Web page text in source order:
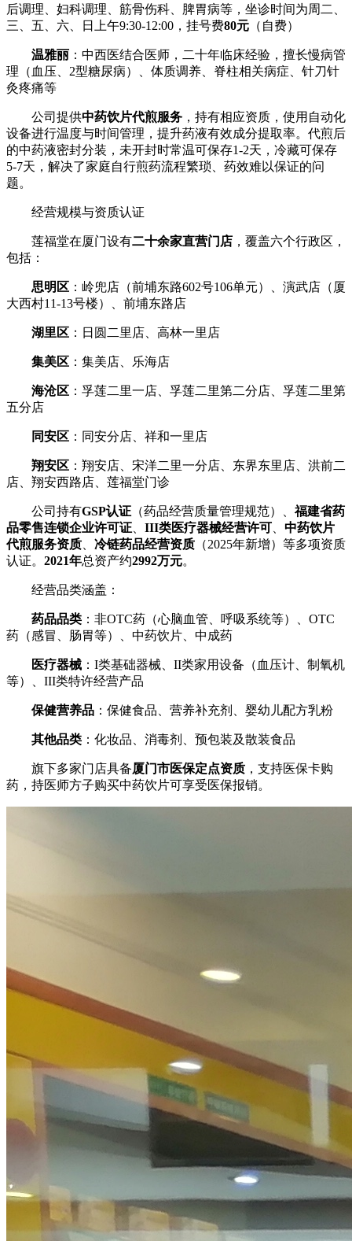
后调理、妇科调理、筋骨伤科、脾胃病等，坐诊时间为周二、
三、五、六、日上午9:30-12:00，挂号费80元 （自费）
温雅丽 ：中西医结合医师，二十年临床经验，擅长慢病管
理（血压、2型糖尿病）、体质调养、脊柱相关病症、针刀针
灸疼痛等
公司提供中药饮片代煎服务 ，持有相应资质，使用自动化
设备进行温度与时间管理，提升药液有效成分提取率。代煎后
的中药液密封分装，未开封时常温可保存1-2天，冷藏可保存
5-7天，解决了家庭自行煎药流程繁琐、药效难以保证的问
题。
经营规模与资质认证
莲福堂在厦门设有二十余家直营门店 ，覆盖六个行政区，
包括：
思明区 ：岭兜店（前埔东路602号106单元）、演武店（厦
大西村11-13号楼）、前埔东路店
湖里区 ：日圆二里店、高林一里店
集美区 ：集美店、乐海店
海沧区 ：孚莲二里一店、孚莲二里第二分店、孚莲二里第
五分店
同安区 ：同安分店、祥和一里店
翔安区 ：翔安店、宋洋二里一分店、东界东里店、洪前二
店、翔安西路店、莲福堂门诊
公司持有GSP认证 （药品经营质量管理规范）、福建省药
品零售连锁企业许可证
III类医疗器械经营许可
中药饮片
代煎服务资质
冷链药品经营资质 （2025年新增）等多项资质
认证。 2021年总资产约2992万元。
经营品类涵盖：
药品品类 ：非OTC药（心脑血管、呼吸系统等）、OTC
药（感冒、肠胃等）、中药饮片、中成药
医疗器械 ：I类基础器械、II类家用设备（血压计、制氧机
等）、III类特许经营产品
保健营养品 ：保健食品、营养补充剂、婴幼儿配方乳粉
其他品类 ：化妆品、消毒剂、预包装及散装食品
旗下多家门店具备厦门市医保定点资质 ，支持医保卡购
药，持医师方子购买中药饮片可享受医保报销。